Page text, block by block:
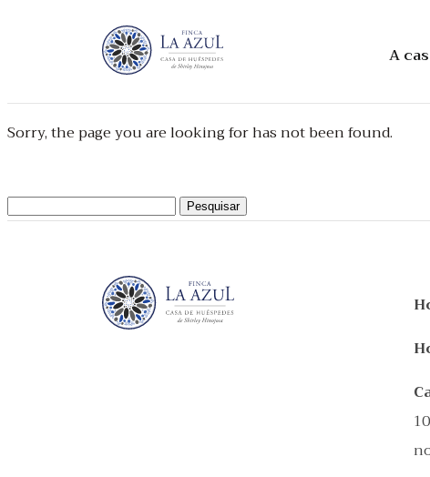
A
Sorry, the page you are looking for has not been found.